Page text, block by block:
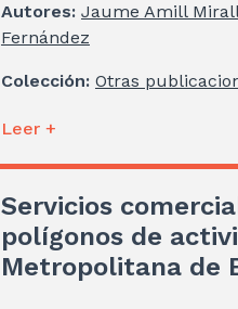
Autores: Jaume Amill
Fernández
Colección: Otras
Leer +
Servicios
polígonos de
Metropolitana de